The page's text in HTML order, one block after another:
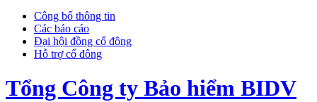
Công bố thông tin
Các báo cáo
Đại hội đồng cổ đông
Hỗ trợ cổ đông
Tổng Công ty Bảo hiểm BIDV